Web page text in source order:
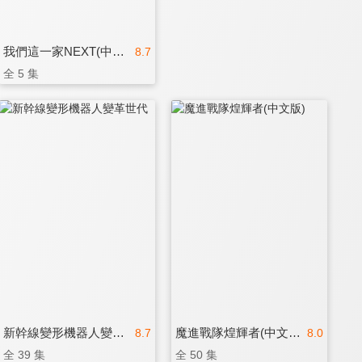
8.7
我們這一家NEXT(中文版)
全 5 集
8.7
新幹線變形機器人變革世代
全 39 集
8.0
魔進戰隊煌輝者(中文版)
全 50 集